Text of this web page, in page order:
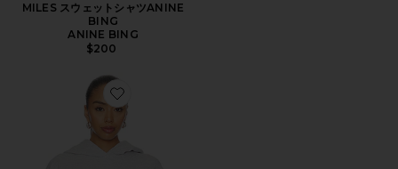
MILES スウェットシャツANINE
BING
ANINE BING
$200
Favorite Harvey Sweatshirt Paris Stencil